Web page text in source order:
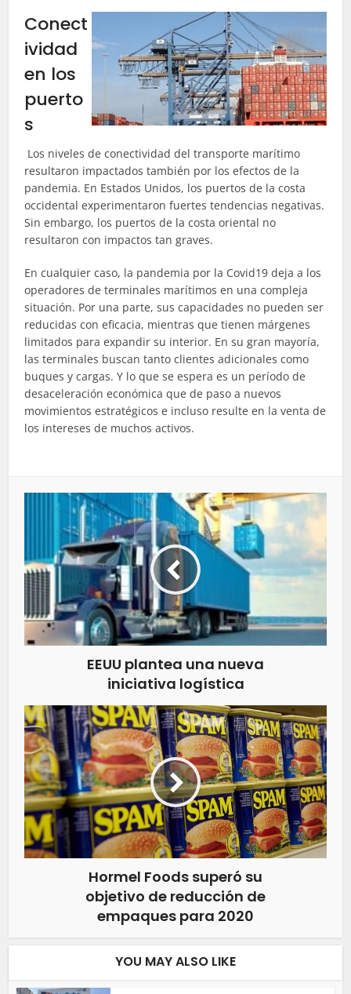
Conect
ividad
en los
puerto
s
Los niveles de conectividad del transporte marítimo
resultaron impactados también por los efectos de la
pandemia. En Estados Unidos, los puertos de la costa
occidental experimentaron fuertes tendencias negativas.
Sin embargo, los puertos de la costa oriental no
resultaron con impactos tan graves.
En cualquier caso, la pandemia por la Covid19 deja a los
operadores de terminales marítimos en una compleja
situación. Por una parte, sus capacidades no pueden ser
reducidas con eficacia, mientras que tienen márgenes
limitados para expandir su interior. En su gran mayoría,
las terminales buscan tanto clientes adicionales como
buques y cargas. Y lo que se espera es un período de
desaceleración económica que de paso a nuevos
movimientos estratégicos e incluso resulte en la venta de
los intereses de muchos activos.
EEUU plantea una nueva
iniciativa logística
Hormel Foods superó su
objetivo de reducción de
empaques para 2020
YOU MAY ALSO LIKE